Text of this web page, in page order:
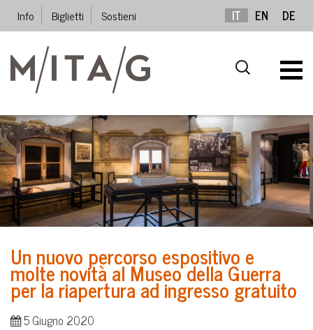
Info Biglietti Sostieni IT EN DE
Un nuovo percorso espositivo e
molte novità al Museo della Guerra
per la riapertura ad ingresso gratuito
5 Giugno 2020